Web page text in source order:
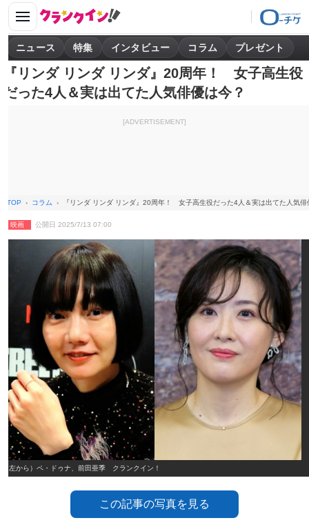
ニュース 特集 インタビュー コラム プレゼント
『リンダ リンダ リンダ』20周年！ 女子高生役
だった4人＆実は出てた人気俳優は今？
[ADVERTISEMENT]
TOP コラム 『リンダ リンダ リンダ』20周年！ 女子高生役だった4人＆実は出てた人気俳
映画 公開日 2025/7/13 07:00
（左から）ペ・ドゥナ、前田亜季 クランクイン！
この記事の写真を見る